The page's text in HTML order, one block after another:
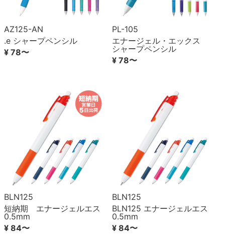
AZ125-AN
.e シャープペンシル
¥ 78〜
PL-105
エナージェル・エックス
シャープペンシル
¥ 78〜
BLN125
短納期 エナージェルエス
0.5mm
¥ 84〜
BLN125
BLN125 エナージェルエス
0.5mm
¥ 84〜